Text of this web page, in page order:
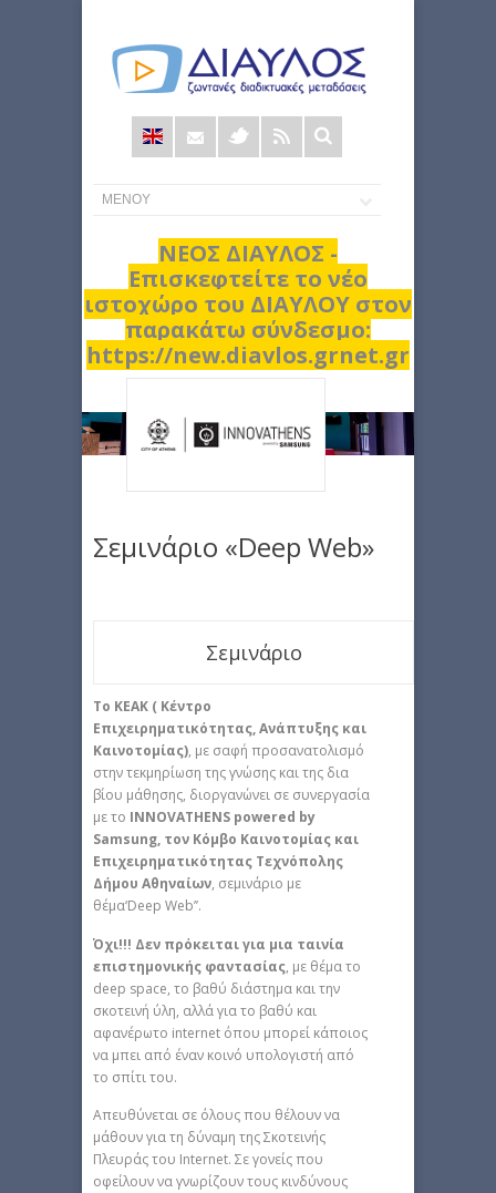
Φόρμα
αναζήτησης
ΝΕΟΣ ΔΙΑΥΛΟΣ -
Επισκεφτείτε το νέο
ιστοχώρο του ΔΙΑΥΛΟΥ στον
παρακάτω σύνδεσμο:
https://new.diavlos.grnet.gr
Σεμινάριο «Deep Web»
Σεμινάριο
Το ΚΕΑΚ ( Κέντρο
Επιχειρηματικότητας, Ανάπτυξης και
Καινοτομίας), με σαφή προσανατολισμό
στην τεκμηρίωση της γνώσης και της δια
βίου μάθησης, διοργανώνει σε συνεργασία
με το INNOVATHENS powered by
Samsung, τον Κόμβο Καινοτομίας και
Επιχειρηματικότητας Τεχνόπολης
Δήμου Αθηναίων, σεμινάριο με
θέμα‘Deep Web’’.
Όχι!!! Δεν πρόκειται για μια ταινία
επιστημονικής φαντασίας, με θέμα το
deep space, το βαθύ διάστημα και την
σκοτεινή ύλη, αλλά για το βαθύ και
αφανέρωτο internet όπου μπορεί κάποιος
να μπει από έναν κοινό υπολογιστή από
το σπίτι του.
Απευθύνεται σε όλους που θέλουν να
μάθουν για τη δύναμη της Σκοτεινής
Πλευράς του Internet. Σε γονείς που
οφείλουν να γνωρίζουν τους κινδύνους